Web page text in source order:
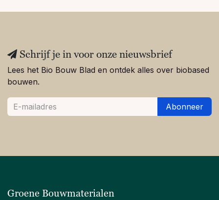
Schrijf je in voor onze nieuwsbrief
Lees het Bio Bouw Blad en ontdek alles over biobased
bouwen.
Abonneer
Groene Bouwmaterialen